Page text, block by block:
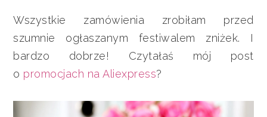
Wszystkie zamówienia zrobiłam przed
szumnie ogłaszanym festiwalem zniżek. I
bardzo dobrze! Czytałaś mój post
o promocjach na Aliexpress?